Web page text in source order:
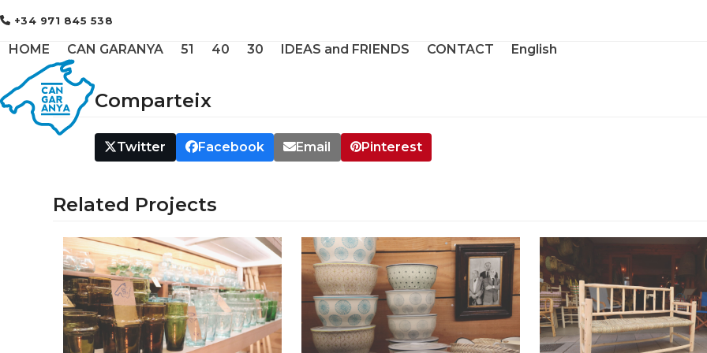
to
content
+34 971 845 538
HOME
CAN GARANYA 51 40 30 IDEAS and FRIENDS CONTACT English
Comparteix
Twitter Facebook Email Pinterest
Related Projects